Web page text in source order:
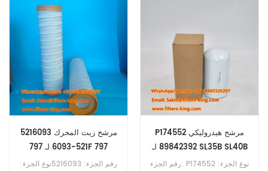
مرجع الهواء عبر الهواء
R002290 AF4356 استخدام لـ
ISUZU EXZ51.
3120 3320 3520 4105 3033R
3045R 3720.
5216093 مرشح زيت المحرك
521-6093 لـ 797F 797
رقم الجزء: 5216093نوع الجزء:
P174552 مرشح هيدروليكي
89842392 لـ SL35B SL40B
رقم الجزء: P174552 نوع الجزء: